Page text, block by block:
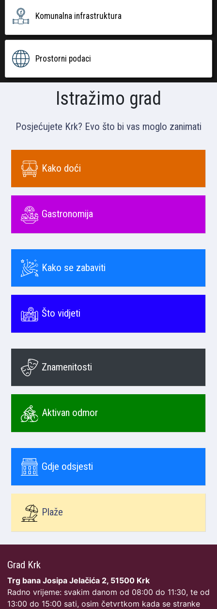
Komunalna infrastruktura
Prostorni podaci
Istražimo grad
Posjećujete Krk? Evo što bi vas moglo zanimati
Kako doći
Gastronomija
Kako se zabaviti
Što vidjeti
Znamenitosti
Aktivan odmor
Gdje odsjesti
Plaže
Grad Krk
Trg bana Josipa Jelačića 2, 51500 Krk
Radno vrijeme: svakim danom od 08:00 do 11:30, te od
13:00 do 15:00 sati, osim četvrtkom kada se stranke